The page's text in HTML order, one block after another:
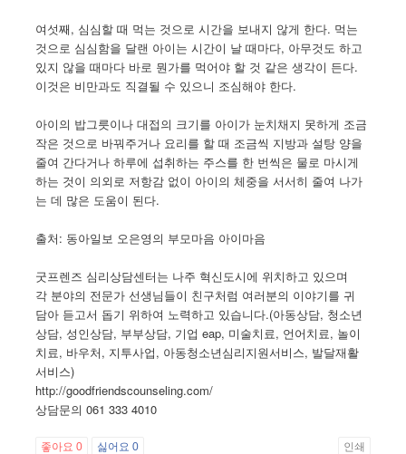
여섯째, 심심할 때 먹는 것으로 시간을 보내지 않게 한다. 먹는
것으로 심심함을 달랜 아이는 시간이 날 때마다, 아무것도 하고
있지 않을 때마다 바로 뭔가를 먹어야 할 것 같은 생각이 든다.
이것은 비만과도 직결될 수 있으니 조심해야 한다.
아이의 밥그릇이나 대접의 크기를 아이가 눈치채지 못하게 조금
작은 것으로 바꿔주거나 요리를 할 때 조금씩 지방과 설탕 양을
줄여 간다거나 하루에 섭취하는 주스를 한 번씩은 물로 마시게
하는 것이 의외로 저항감 없이 아이의 체중을 서서히 줄여 나가
는 데 많은 도움이 된다.
출처: 동아일보 오은영의 부모마음 아이마음
굿프렌즈 심리상담센터는 나주 혁신도시에 위치하고 있으며
각 분야의 전문가 선생님들이 친구처럼 여러분의 이야기를 귀
담아 듣고서 돕기 위하여 노력하고 있습니다.(아동상담, 청소년
상담, 성인상담, 부부상담, 기업 eap, 미술치료, 언어치료, 놀이
치료, 바우처, 지투사업, 아동청소년심리지원서비스, 발달재활
서비스)
http://goodfriendscounseling.com/
상담문의 061 333 4010
좋아요0 싫어요0 인쇄